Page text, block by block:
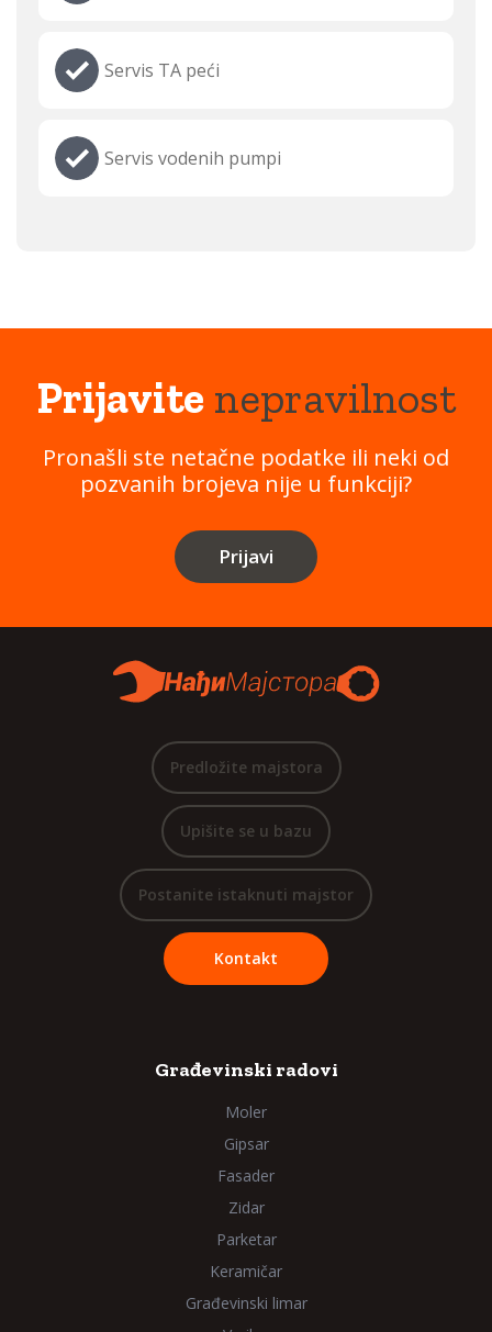
Servis TA peći
Servis vodenih pumpi
Prijavitenepravilnost
Pronašli ste netačne podatke ili neki od
pozvanih brojeva nije u funkciji?
Prijavi
Predložite majstora
Upišite se u bazu
Postanite istaknuti majstor
Kontakt
Građevinski radovi
Moler
Gipsar
Fasader
Zidar
Parketar
Keramičar
Građevinski limar